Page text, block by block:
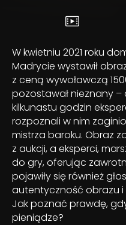
W kwietniu 2021 roku
Madrycie wystawił
z ceną wywoławczą
pozostawał nieznany –
kilkunastu godzin
rozpoznali w nim
mistrza baroku. Obraz
z aukcji, a eksperci,
do gry, oferując
pojawiły się również
autentyczność obrazu
Jak poznać prawdę,
pieniądze?